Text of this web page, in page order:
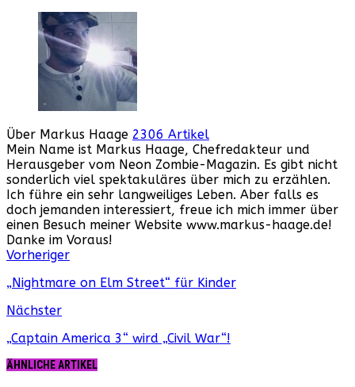
Über Markus Haage 2306 Artikel
Mein Name ist Markus Haage, Chefredakteur und
Herausgeber vom Neon Zombie-Magazin. Es gibt nicht
sonderlich viel spektakuläres über mich zu erzählen.
Ich führe ein sehr langweiliges Leben. Aber falls es
doch jemanden interessiert, freue ich mich immer über
einen Besuch meiner Website www.markus-haage.de!
Danke im Voraus!
Webseite
Facebook
Instagram
YouTube
Vorheriger
„Nightmare on Elm Street“ für Kinder
Nächster
„Captain America 3“ wird „Civil War“!
ÄHNLICHE ARTIKEL